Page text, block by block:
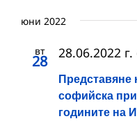
date.
юни 2022
вт
28
Представяне
софийска
годините на
28.06.2022 г.